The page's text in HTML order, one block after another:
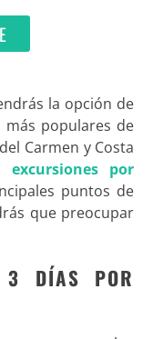
la opción de
más populares de
Carmen y Costa
excursiones por
puntos de
que preocupar
3 DÍAS POR